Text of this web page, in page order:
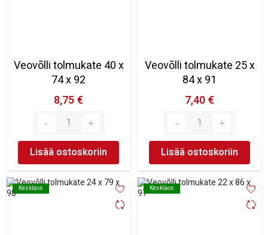
Veovõlli tolmukate 40 x
74 x 92
8,75 €
Lisää ostoskoriin
Veovõlli tolmukate 25 x
84 x 91
7,40 €
Lisää ostoskoriin
Kesklaos
Kesklaos Kesklaos
Kesklaos